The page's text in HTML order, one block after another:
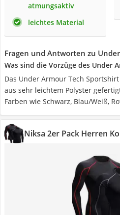
atmungsaktiv
leichtes Material
Fragen und Antworten zu
Was sind die Vorzüge des Under
Das Under Armour Tech
aus sehr leichtem Polyster
Farben wie Schwarz, Blau/Weiß,
Niksa 2er Pack Herren